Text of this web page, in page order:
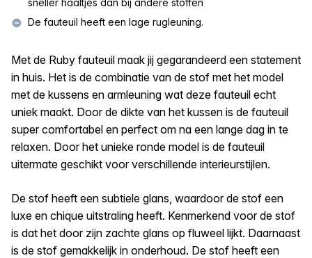
De fauteuil heeft een lage rugleuning.
Met de Ruby fauteuil maak jij gegarandeerd een statement
in huis. Het is de combinatie van de stof met het model
met de kussens en armleuning wat deze fauteuil echt
uniek maakt. Door de dikte van het kussen is de fauteuil
super comfortabel en perfect om na een lange dag in te
relaxen. Door het unieke ronde model is de fauteuil
uitermate geschikt voor verschillende interieurstijlen.
De stof heeft een subtiele glans, waardoor de stof een
luxe en chique uitstraling heeft. Kenmerkend voor de stof
is dat het door zijn zachte glans op fluweel lijkt. Daarnaast
is de stof gemakkelijk in onderhoud. De stof heeft een